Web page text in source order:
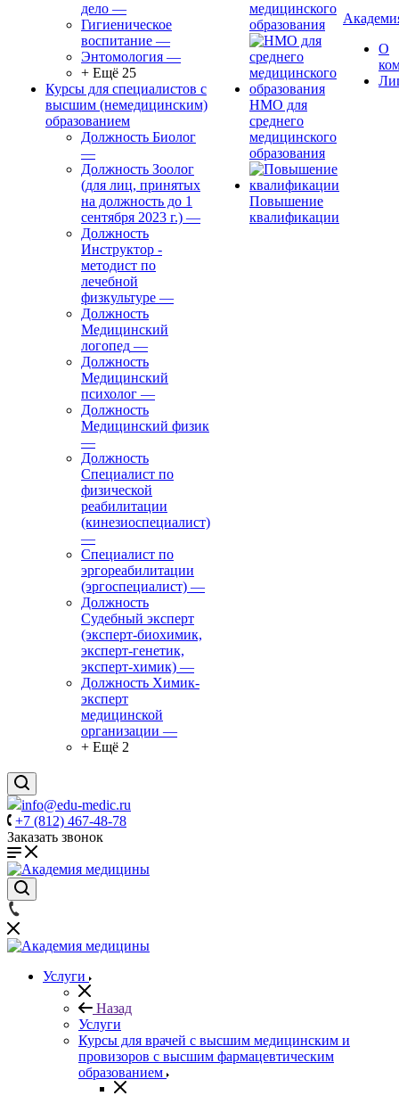
дело —
Гигиеническое
воспитание —
Энтомология —
+ Ещё 25
Курсы для специалистов с
высшим (немедицинским)
образованием
Должность Биолог
—
Должность Зоолог
(для лиц, принятых
на должность до 1
сентября 2023 г.) —
Должность
Инструктор -
методист по
лечебной
физкультуре —
Должность
Медицинский
логопед —
Должность
Медицинский
психолог —
Должность
Медицинский физик
—
Должность
Специалист по
физической
реабилитации
(кинезиоспециалист)
—
Специалист по
эргореабилитации
(эргоспециалист) —
Должность
Судебный эксперт
(эксперт-биохимик,
эксперт-генетик,
эксперт-химик) —
Должность Химик-
эксперт
медицинской
организации —
+ Ещё 2
медицинского
образования
НМО для
среднего
медицинского
образования
Повышение
квалификации
О
info@edu-medic.ru
+7 (812) 467-48-78
Заказать звонок
Услуги
Назад
Услуги
Курсы для врачей с высшим медицинским и
провизоров с высшим фармацевтическим
образованием